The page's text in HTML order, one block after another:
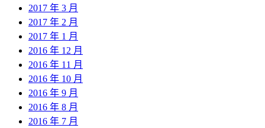
2017 年 3 月
2017 年 2 月
2017 年 1 月
2016 年 12 月
2016 年 11 月
2016 年 10 月
2016 年 9 月
2016 年 8 月
2016 年 7 月